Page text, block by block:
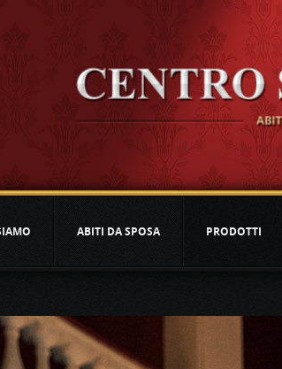
ABITI DA SPOSA PRODOTTI